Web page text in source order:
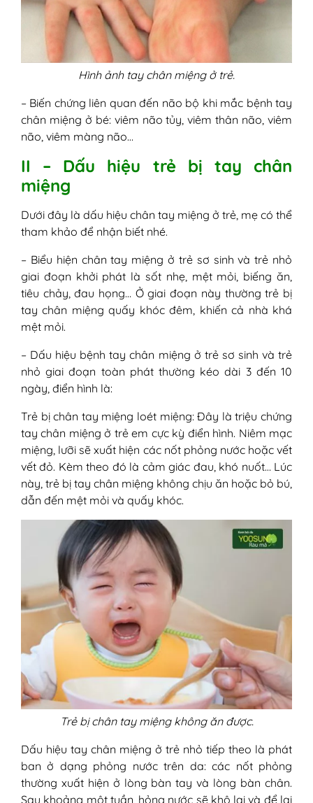
Hình ảnh tay chân miệng ở trẻ.
– Biến chứng liên quan đến não bộ khi mắc bệnh tay
chân miệng ở bé: viêm não tủy, viêm thân não, viêm
não, viêm màng não…
II – Dấu hiệu trẻ bị tay chân
miệng
Dưới đây là dấu hiệu chân tay miệng ở trẻ, mẹ có thể
tham khảo để nhận biết nhé.
– Biểu hiện chân tay miệng ở trẻ sơ sinh và trẻ nhỏ
giai đoạn khởi phát là sốt nhẹ, mệt mỏi, biếng ăn,
tiêu chảy, đau họng… Ở giai đoạn này thường trẻ bị
tay chân miệng quấy khóc đêm, khiến cả nhà khá
mệt mỏi.
– Dấu hiệu bệnh tay chân miệng ở trẻ sơ sinh và trẻ
nhỏ giai đoạn toàn phát thường kéo dài 3 đến 10
ngày, điển hình là:
Trẻ bị chân tay miệng loét miệng: Đây là triệu chứng
tay chân miệng ở trẻ em cực kỳ điển hình. Niêm mạc
miệng, lưỡi sẽ xuất hiện các nốt phỏng nước hoặc vết
vết đỏ. Kèm theo đó là cảm giác đau, khó nuốt… Lúc
này, trẻ bị tay chân miệng không chịu ăn hoặc bỏ bú,
dẫn đến mệt mỏi và quấy khóc.
Trẻ bị chân tay miệng không ăn được.
Dấu hiệu tay chân miệng ở trẻ nhỏ tiếp theo là phát
ban ở dạng phỏng nước trên da: các nốt phỏng
thường xuất hiện ở lòng bàn tay và lòng bàn chân.
Sau khoảng một tuần, hỏng nước sẽ khô lại và để lại